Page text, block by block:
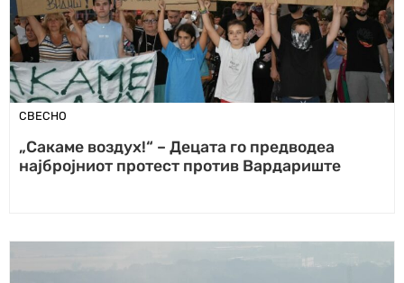
СВЕСНО
„Сакаме воздух!“ – Децата го предводеа
најбројниот протест против Вардариште